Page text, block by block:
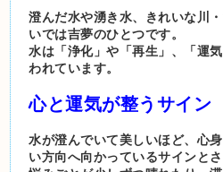
澄んだ水や湧き水、きれいな川
いでは吉夢のひとつです。
水は「浄化」や「再生」、「運
われています。
心と運気が整うサイン
水が澄んでいて美しいほど、心
い方向へ向かっているサインとさ